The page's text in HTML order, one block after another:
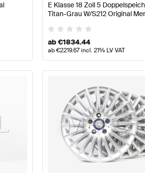
& Reifen
Mercedes-Benz E-
E Klasse 18 Zoll 5
Titan-Grau W/S212 Original
ab€1834.44
ab€2219.67incl. 21% LV VAT